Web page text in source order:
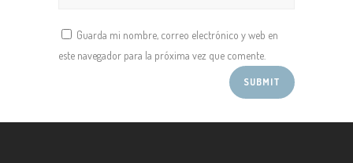
Guarda mi nombre, correo electrónico y web en
este navegador para la próxima vez que comente.